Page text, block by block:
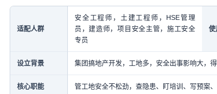
适配人群
安全工程师，土建工程师，HSE管理
员，建造师，项目安全主管，施工安全
专员
使
设立背景 集团搞地产开发，工地多，安全出事影响大，
核心职能 管工地安全不松劲，查隐患、盯培训、写预案